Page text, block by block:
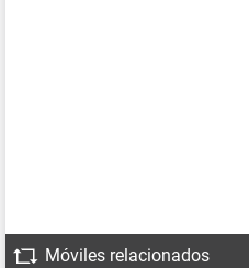
Móviles relacionados